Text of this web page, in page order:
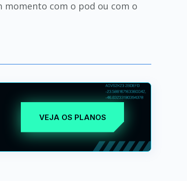
momento com o pod ou com o
VEJA OS PLANOS